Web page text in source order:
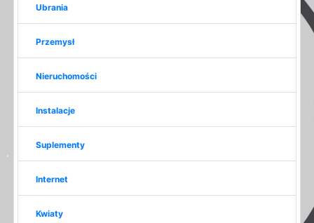
Ubrania
Przemysł
Nieruchomości
Instalacje
Suplementy
Internet
Kwiaty